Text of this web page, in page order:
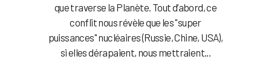
que traverse la Planète. Tout d’abord, ce
conflit nous révèle que les "super
puissances" nucléaires (Russie, Chine, USA),
si elles dérapaient, nous mettraient...